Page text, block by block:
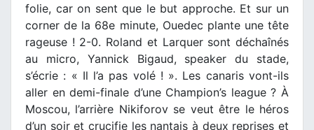
folie, car on sent que le but approche. Et sur un
corner de la 68e minute, Ouedec plante une tête
rageuse ! 2-0. Roland et Larquer sont déchaînés
au micro, Yannick Bigaud, speaker du stade,
s’écrie : « Il l’a pas volé ! ». Les canaris vont-ils
aller en demi-finale d’une Champion’s league ? À
Moscou, l’arrière Nikiforov se veut être le héros
d’un soir et crucifie les nantais à deux reprises et